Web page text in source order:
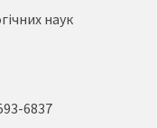
наук
6837